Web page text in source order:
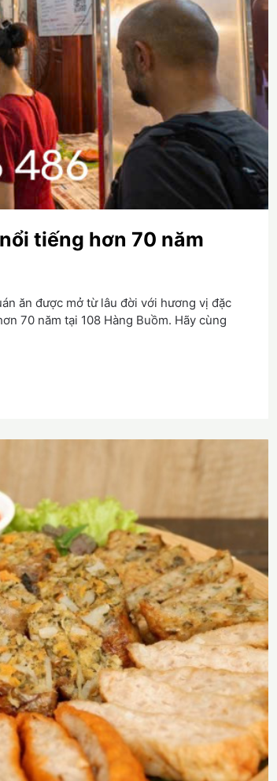
tiếng hơn 70 năm
ăn được mở từ lâu đời với hương vị đặc
70 năm tại 108 Hàng Buồm. Hãy cùng